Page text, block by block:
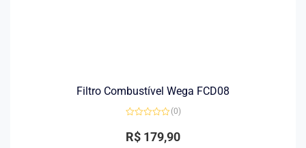
Filtro Combustível Wega FCD08
0
de
(0)
R$ 179,90